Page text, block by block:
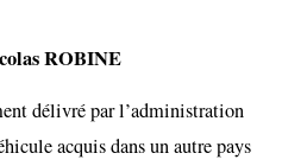
ROBINE
délivré par l’administration
acquis dans un autre pays